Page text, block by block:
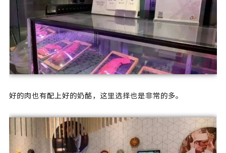
好的肉也有配上好的奶酪，这里选择也是非常的多。